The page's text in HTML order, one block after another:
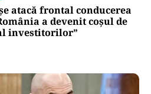
atacă frontal conducerea
a devenit coșul de
investitorilor”